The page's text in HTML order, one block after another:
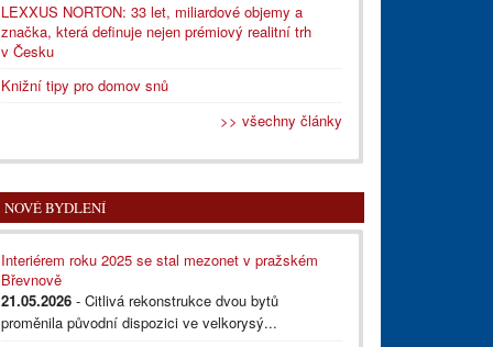
LEXXUS NORTON: 33 let, miliardové objemy a
značka, která definuje nejen prémiový realitní trh
v Česku
Knižní tipy pro domov snů
>> všechny články
NOVÉ BYDLENÍ
Interiérem roku 2025 se stal mezonet v pražském
Břevnově
21.05.2026 - Citlivá rekonstrukce dvou bytů
proměnila původní dispozici ve velkorysý...